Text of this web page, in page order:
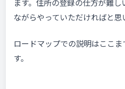
ます。住所の登録の仕方が難
ながらやっていただければと思
ロードマップでの説明はここ
す。